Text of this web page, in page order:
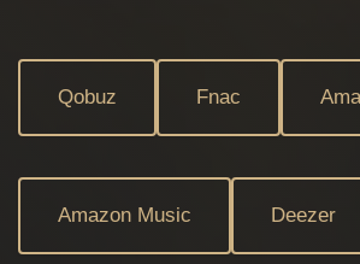
Qobuz Fnac
Amazon Music Deezer